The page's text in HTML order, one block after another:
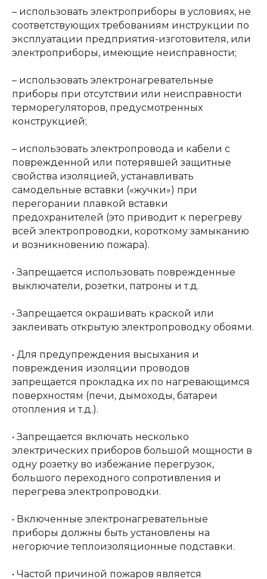
– использовать электроприборы в условиях, не
соответствующих требованиям инструкции по
эксплуатации предприятия-изготовителя, или
электроприборы, имеющие неисправности;
– использовать электронагревательные
приборы при отсутствии или неисправности
терморегуляторов, предусмотренных
конструкцией;
– использовать электропровода и кабели с
поврежденной или потерявшей защитные
свойства изоляцией, устанавливать
самодельные вставки («жучки») при
перегорании плавкой вставки
предохранителей (это приводит к перегреву
всей электропроводки, короткому замыканию
и возникновению пожара).
• Запрещается использовать поврежденные
выключатели, розетки, патроны и т.д.
• Запрещается окрашивать краской или
заклеивать открытую электропроводку обоями.
• Для предупреждения высыхания и
повреждения изоляции проводов
запрещается прокладка их по нагревающимся
поверхностям (печи, дымоходы, батареи
отопления и т.д.).
• Запрещается включать несколько
электрических приборов большой мощности в
одну розетку во избежание перегрузок,
большого переходного сопротивления и
перегрева электропроводки.
• Включенные электронагревательные
приборы должны быть установлены на
негорючие теплоизоляционные подставки.
• Частой причиной пожаров является